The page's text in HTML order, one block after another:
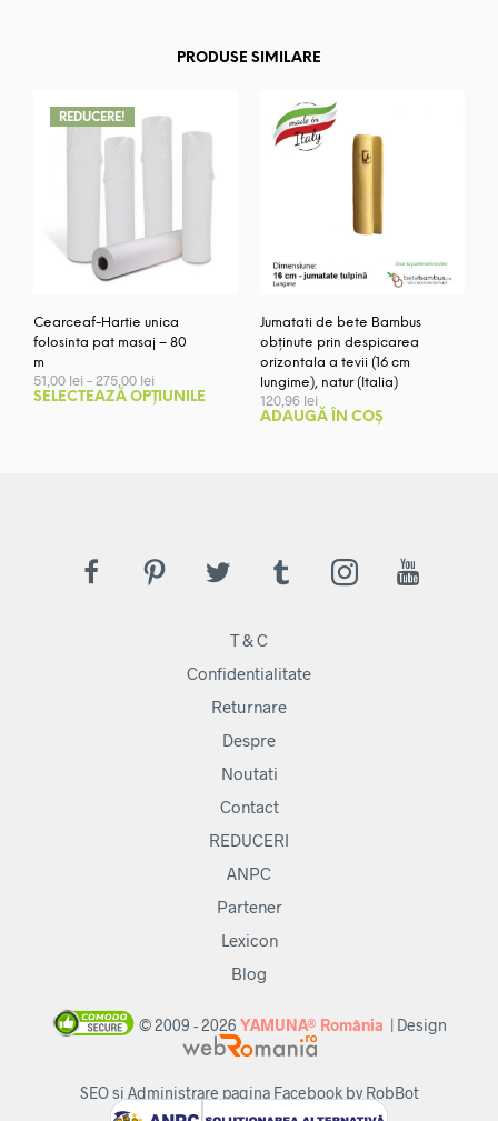
PRODUSE SIMILARE
REDUCERE!
Cearceaf-Hartie unica
folosinta pat masaj – 80
m
51,00 lei –275,00 lei
de
prețuri:
SELECTEAZĂ OPȚIUNILE
Acest
produs
pagina
produsului.
Jumatati de bete Bambus
obținute prin despicarea
orizontala a tevii (16 cm
lungime), natur (Italia)
120,96 lei
ADAUGĂ ÎN COȘ
T & C
Confidentialitate
Returnare
Despre
Noutati
Contact
REDUCERI
ANPC
Partener
Lexicon
Blog
© 2009 - 2026 YAMUNA® România | Design
SEO si Administrare pagina Facebook by RobBot